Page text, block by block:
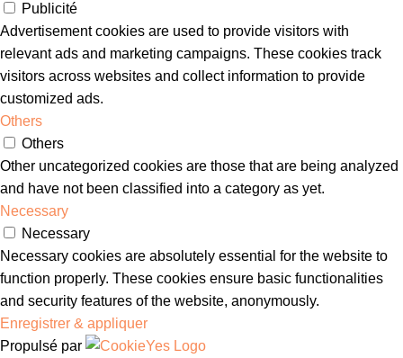
Publicité
Advertisement cookies are used to provide visitors with
relevant ads and marketing campaigns. These cookies track
visitors across websites and collect information to provide
customized ads.
Others
Others
Other uncategorized cookies are those that are being analyzed
and have not been classified into a category as yet.
Necessary
Necessary
Necessary cookies are absolutely essential for the website to
function properly. These cookies ensure basic functionalities
and security features of the website, anonymously.
Enregistrer & appliquer
Propulsé par